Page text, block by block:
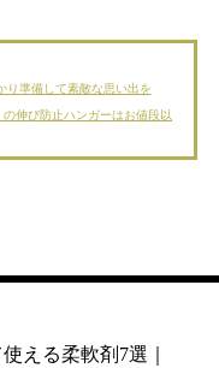
り準備して素敵な思い出を
伸び防止ハンガーはお値段以
える柔軟剤7選｜